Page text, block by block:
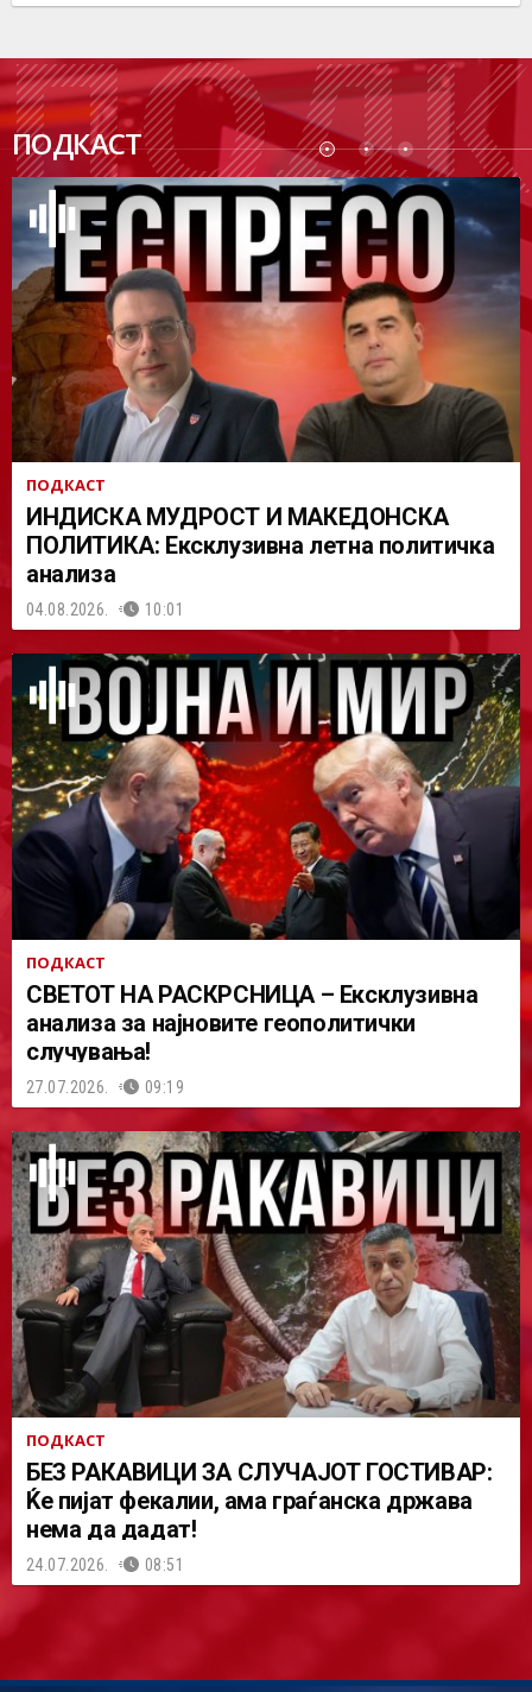
ПОДКАСТ
ПОДК
АСТ
ПОДКАСТ
ИНДИСКА МУДРОСТ И МАКЕДОНСКА
ПОЛИТИКА: Ексклузивна летна политичка
анализа
04.08.2026. 10:01
ПОДКАСТ
СВЕТОТ НА РАСКРСНИЦА – Ексклузивна
анализа за најновите геополитички
случувања!
27.07.2026. 09:19
ПОДКАСТ
БЕЗ РАКАВИЦИ ЗА СЛУЧАЈОТ ГОСТИВАР:
Ќе пијат фекалии, ама граѓанска држава
нема да дадат!
24.07.2026. 08:51